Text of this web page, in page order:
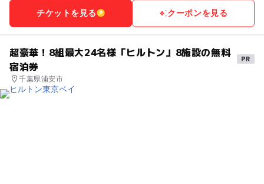
チケットを見る クーポンを見る
超豪華！8組最大24名様「ヒルトン」8施設の無料
宿泊券
千葉県浦安市